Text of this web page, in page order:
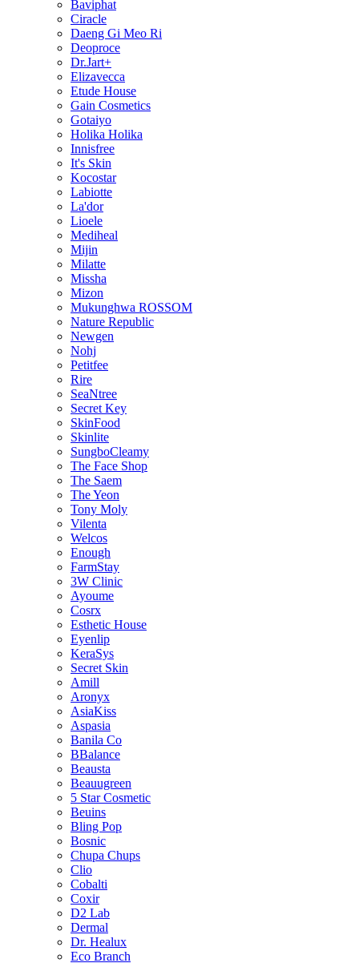
Baviphat
Ciracle
Daeng Gi Meo Ri
Deoproce
Dr.Jart+
Elizavecca
Etude House
Gain Cosmetics
Gotaiyo
Holika Holika
Innisfree
It's Skin
Kocostar
Labiotte
La'dor
Lioele
Mediheal
Mijin
Milatte
Missha
Mizon
Mukunghwa ROSSOM
Nature Republic
Newgen
Nohj
Petitfee
Rire
SeaNtree
Secret Key
SkinFood
Skinlite
SungboCleamy
The Face Shop
The Saem
The Yeon
Tony Moly
Vilenta
Welcos
Enough
FarmStay
3W Clinic
Ayoume
Cosrx
Esthetic House
Eyenlip
KeraSys
Secret Skin
Amill
Aronyx
AsiaKiss
Aspasia
Banila Co
BBalance
Beausta
Beauugreen
5 Star Cosmetic
Beuins
Bling Pop
Bosnic
Chupa Chups
Clio
Cobalti
Coxir
D2 Lab
Dermal
Dr. Healux
Eco Branch